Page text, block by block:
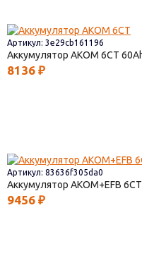
Артикул: 3e29cb161196
Аккумулятор AКОМ 6СТ 60
8136 ₽
Артикул: 83636f305da0
Аккумулятор AKOM+EFB 6СТ
9456 ₽